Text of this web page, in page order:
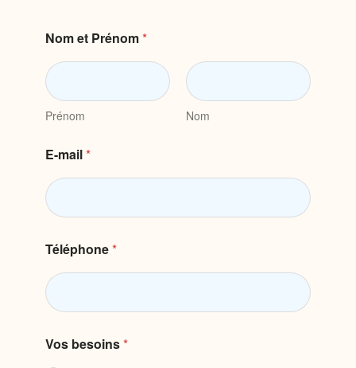
Nom et Prénom*
Prénom Nom
o
m
e
n
a
r
e
o
E-mail*
Téléphone*
Vos besoins*